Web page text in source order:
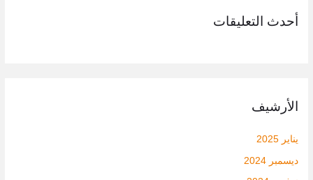
أحدث التعليقات
الأرشيف
يناير 2025
ديسمبر 2024